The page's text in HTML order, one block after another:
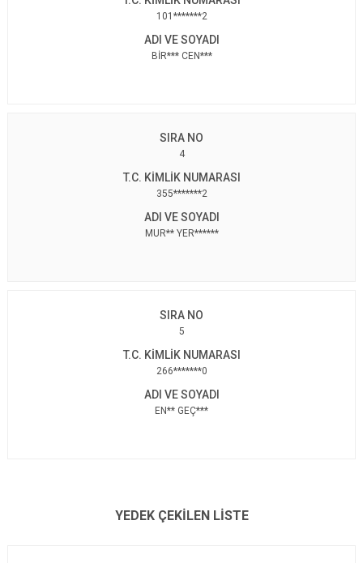
101*******2
BİR*** CEN***
4
355*******2
MUR** YER******
5
266*******0
EN** GEÇ***
YEDEK ÇEKİLEN LİSTE